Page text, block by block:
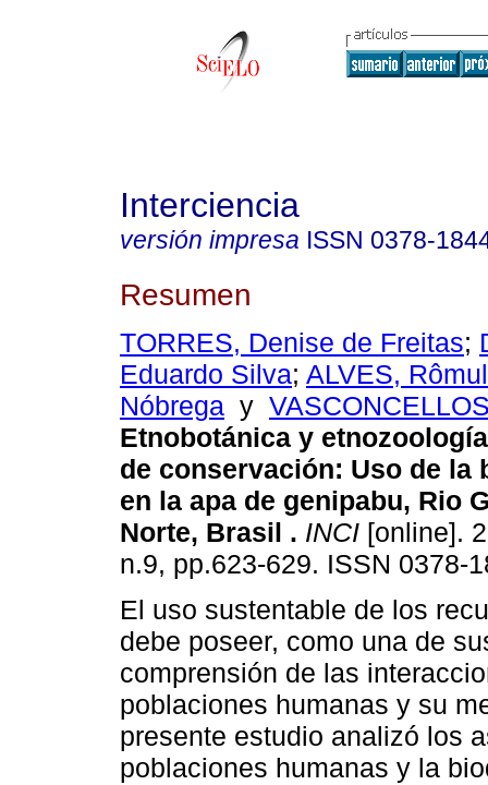
Interciencia
versión impresa ISSN 0378-
Resumen
TORRES, Denise de Freitas;
Eduardo Silva; ALVES,
Nóbrega y
Etnobotánica y
de conservación: Uso de la
en la apa de genipabu, Rio
Norte, Brasil . INCI [online].
n.9, pp.623-629. ISSN 0378-
El uso sustentable de los
debe poseer, como una de
comprensión de las
poblaciones humanas y su
presente estudio analizó los
poblaciones humanas y la